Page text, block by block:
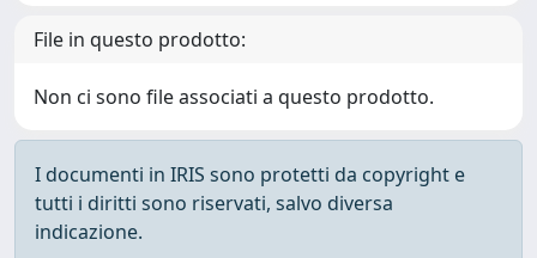
File in questo prodotto:
Non ci sono file associati a questo prodotto.
I documenti in IRIS sono protetti da copyright e
tutti i diritti sono riservati, salvo diversa
indicazione.